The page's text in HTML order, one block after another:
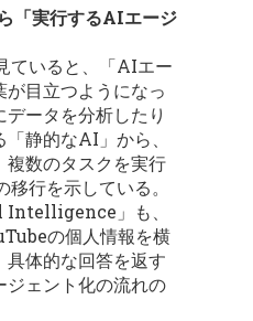
「実行するAIエージ
ていると、「AIエー
が目立つようになっ
ータを分析したり
静的なAI」から、
複数のタスクを実行
行を示している。
Intelligence」も、
の個人情報を横
体的な回答を返す
ジェント化の流れの